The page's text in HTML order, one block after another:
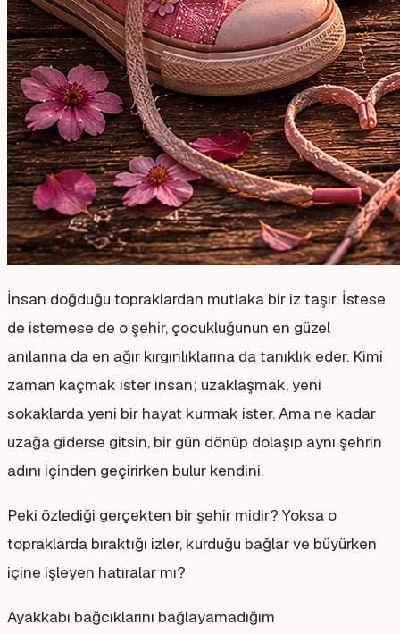
İnsan doğduğu topraklardan mutlaka bir iz taşır. İstese
de istemese de o şehir, çocukluğunun en güzel
anılarına da en ağır kırgınlıklarına da tanıklık eder. Kimi
zaman kaçmak ister insan; uzaklaşmak, yeni
sokaklarda yeni bir hayat kurmak ister. Ama ne kadar
uzağa giderse gitsin, bir gün dönüp dolaşıp aynı şehrin
adını içinden geçirirken bulur kendini.
Peki özlediği gerçekten bir şehir midir? Yoksa o
topraklarda bıraktığı izler, kurduğu bağlar ve büyürken
içine işleyen hatıralar mı?
Ayakkabı bağcıklarını bağlayamadığım